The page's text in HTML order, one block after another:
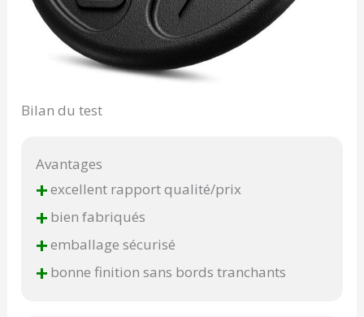
Bilan du test
Avantages
+excellent rapport qualité/prix
+ bien fabriqués
+emballage sécurisé
+ bonne finition sans bords tranchants